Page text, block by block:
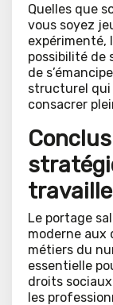
Quelles que
vous soyez
expérimenté,
possibilité de
de
structurel qui
consacrer
Le portage
moderne aux
métiers du
essentielle
droits
les